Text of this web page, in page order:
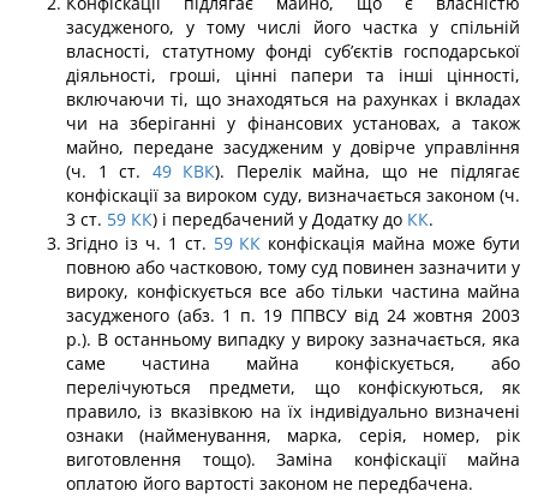
засудженого, у тому числі його част­ка у спільній
власності, статутному фонді суб’єктів господарської
діяльності, гроші, цінні папери та інші цінності,
включаючи ті, що знаходяться на рахунках і вкладах
чи на зберіганні у фінансових установах, а також
майно, передане засудженим у довірче управління
(ч. 1 ст. 49 КВК). Перелік майна, що не підлягає
конфіскації за вироком суду, визначається законом (ч.
3 ст. 59 КК) і передбачений у Додатку до КК.
Згідно із ч. 1 ст. 59 КК конфіскація майна може бути
повною або частковою, тому суд повинен зазначити у
вироку, конфіскується все або тільки частина майна
засудженого (абз. 1 п. 19 ППВСУ від 24 жовтня 2003
р.). В останньому випадку у ви­року зазначається, яка
саме частина майна конфіскується, або
перелічуються пред­мети, що конфіскуються, як
правило, із вказівкою на їх індивідуально визначені
ознаки (найменування, марка, серія, номер, рік
виготовлення тощо). Заміна конфіска­ції майна
оплатою його вартості законом не передбачена.